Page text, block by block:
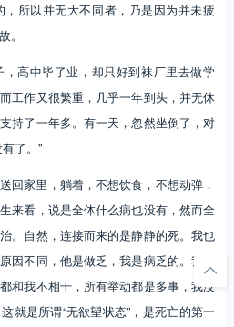
所以并无大不同者，乃是因为并未疲
。
高中毕了业，却只好到袜厂里去做学
工作又很繁重，几乎一年到头，并无休
持了一年多。有一天，忽然坐倒了，对
了。”
家里，躺着，不想饮食，不想动弹，
来看，说是全体什么病也没有，然而全
。自然，连接而来的是静静的死。我也
因不同，他是做乏，我是病乏的。我的
和我不相干，所有举动都是多事，我没
就是所谓“无欲望状态”，是死亡的第一